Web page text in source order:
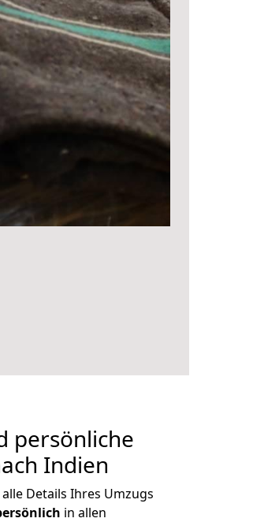
persönliche
Indien
Details Ihres Umzugs
in allen